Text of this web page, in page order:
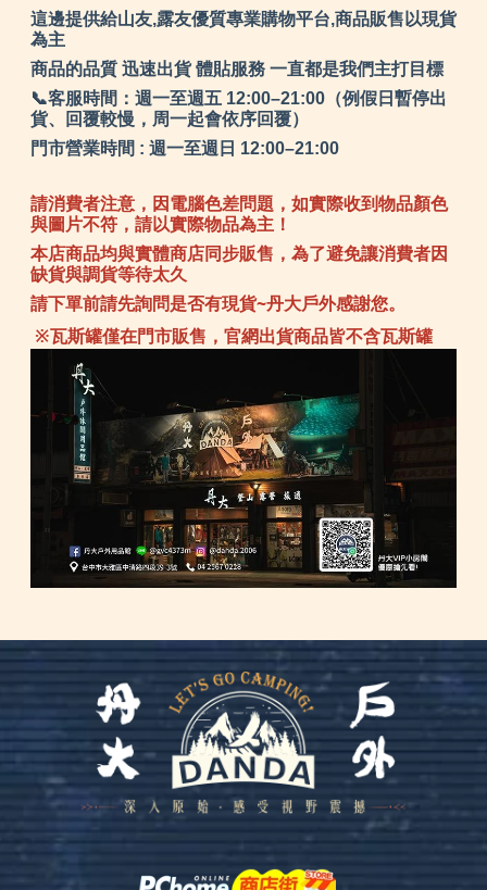
這邊提供給山友,露友優質專業購物平台,商品販售以現貨
為主
商品的品質 迅速出貨 體貼服務 一直都是我們主打目標
📞客服時間：週一至週五 12:00–21:00（例假日暫停出
貨、回覆較慢，周一起會依序回覆）
門市營業時間 : 週一至週日 12:00–21:00
請消費者注意，因電腦色差問題，如實際收到物品顏色
與圖片不符，請以實際物品為主！
本店商品均與實體商店同步販售，為了避免讓消費者因
缺貨與調貨等待太久
請下單前請先詢問是否有現貨~丹大戶外感謝您。
※瓦斯罐僅在門市販售，官網出貨商品皆不含瓦斯罐